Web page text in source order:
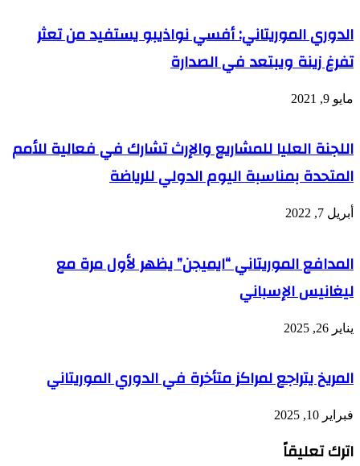
الدوري الموريتاني: أفسي نواذيبو يستفيد من تعثر
تفرغ زينة ويبتعد في الصدارة
مايو 9, 2021
اللجنة العليا للمشاريع والإرث تشارك في فعالية للأمم
المتحدة بمناسبة اليوم الدولي للرياضة
أبريل 7, 2022
المدافع الموريتاني “ايميجن” يظهر لأول مرة مع
ليغانيس الإسباني
يناير 26, 2025
المريخ يتراجع لمراكز متأخرة في الدوري الموريتاني
فبراير 10, 2025
اترك تعليقاً